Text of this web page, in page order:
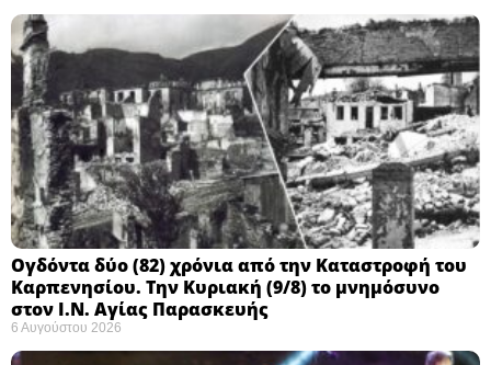
Ογδόντα δύο (82) χρόνια από την Καταστροφή του
Καρπενησίου. Την Κυριακή (9/8) το μνημόσυνο
στον Ι.Ν. Αγίας Παρασκευής
6 Αυγούστου 2026